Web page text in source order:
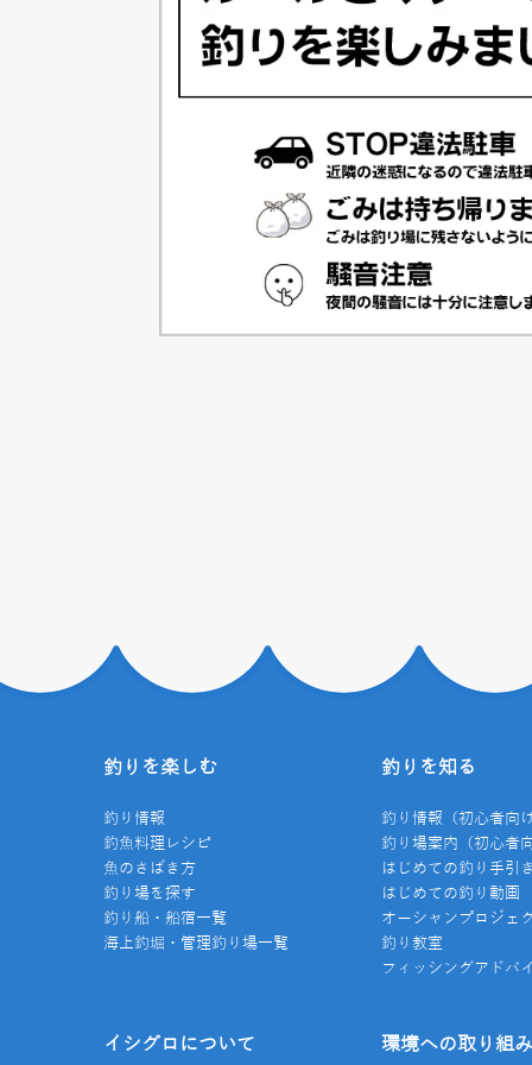
釣りを楽しむ
釣り情報
釣魚料理レシピ
魚のさばき方
釣り場を探す
釣り船・船宿一覧
海上釣堀・管理釣り場一覧
釣りを知る
釣り情報（初心者向
釣り場案内（初心者
はじめての釣り手引
はじめての釣り動画
オーシャンプロジェ
釣り教室
フィッシングアドバ
イシグロについて 環境への取り組み